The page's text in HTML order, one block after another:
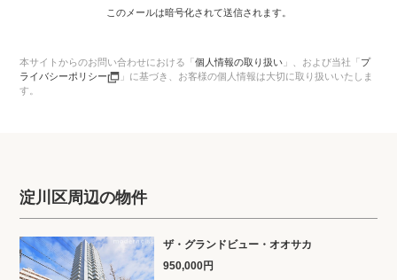
このメールは暗号化されて送信されます。
本サイトからのお問い合わせにおける「個人情報の取り扱い 」、 および当社「プ
ライバシーポリシー
」に基づき、お客様の個人情報は大切に取り扱いいたしま
す。
淀川区周辺の物件
ザ・グランドビュー・オオサカ
950,000円